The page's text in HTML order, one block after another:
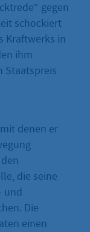
gegen
schockiert
Kraftwerks in
ihm
Staatspreis
denen er
die seine
und
Die
einen